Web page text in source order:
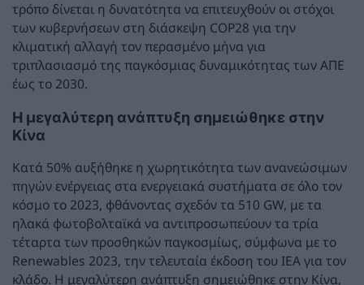
τρόπο δίνεται η δυνατότητα να επιτευχθούν οι στόχοι
των κυβερνήσεων στη διάσκεψη COP28 για την
κλιματική αλλαγή τον περασμένο μήνα για
τριπλασιασμό της παγκόσμιας δυναμικότητας των ΑΠΕ
έως το 2030.
Η μεγαλύτερη ανάπτυξη σημειώθηκε στην
Κίνα
Κατά 50% αυξήθηκε η χωρητικότητα των ανανεώσιμων
πηγών ενέργειας στα ενεργειακά συστήματα σε όλο τον
κόσμο το 2023, φθάνοντας σχεδόν τα 510 GW, με τα
ηλακά φωτοβολταϊκά να αντιπροσωπεύουν τα τρία
τέταρτα των προσθηκών παγκοσμίως, σύμφωνα με το
Renewables 2023, την τελευταία έκδοση του IEA για τον
κλάδο. Η μεγαλύτερη ανάπτυξη σημειώθηκε στην Κίνα,